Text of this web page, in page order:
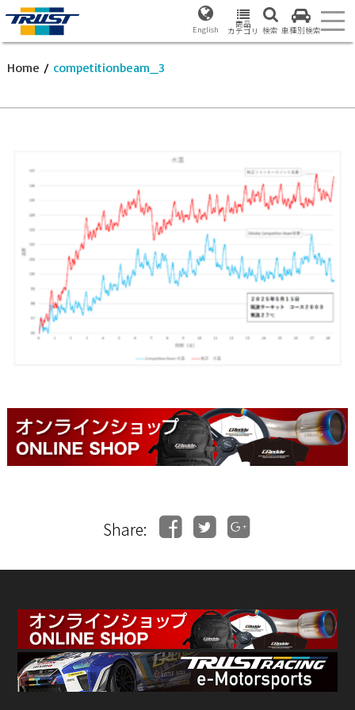
English 商品
カテゴリ 検索 車種別検索
Home / competitionbeam_3
Share: